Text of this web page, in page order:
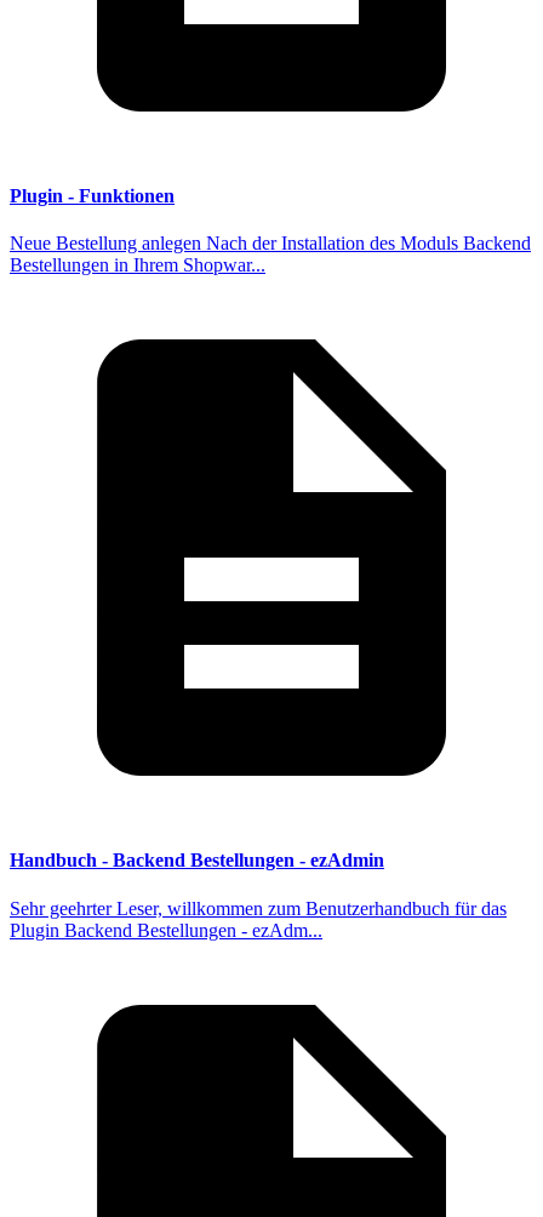
Plugin - Funktionen
Neue Bestellung anlegen Nach der Installation des Moduls Backend
Bestellungen in Ihrem Shopwar...
Handbuch - Backend Bestellungen - ezAdmin
Sehr geehrter Leser, willkommen zum Benutzerhandbuch für das
Plugin Backend Bestellungen - ezAdm...